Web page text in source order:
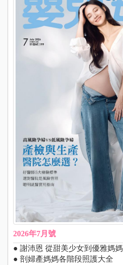
2026年7月號
● 謝沛恩 從甜美少女到優雅媽媽
● 剖婦產媽媽各階段照護大全